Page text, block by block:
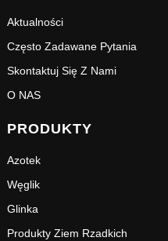
Aktualności
Często Zadawane Pytania
Skontaktuj Się Z Nami
O NAS
PRODUKTY
Azotek
Węglik
Glinka
Produkty Ziem Rzadkich